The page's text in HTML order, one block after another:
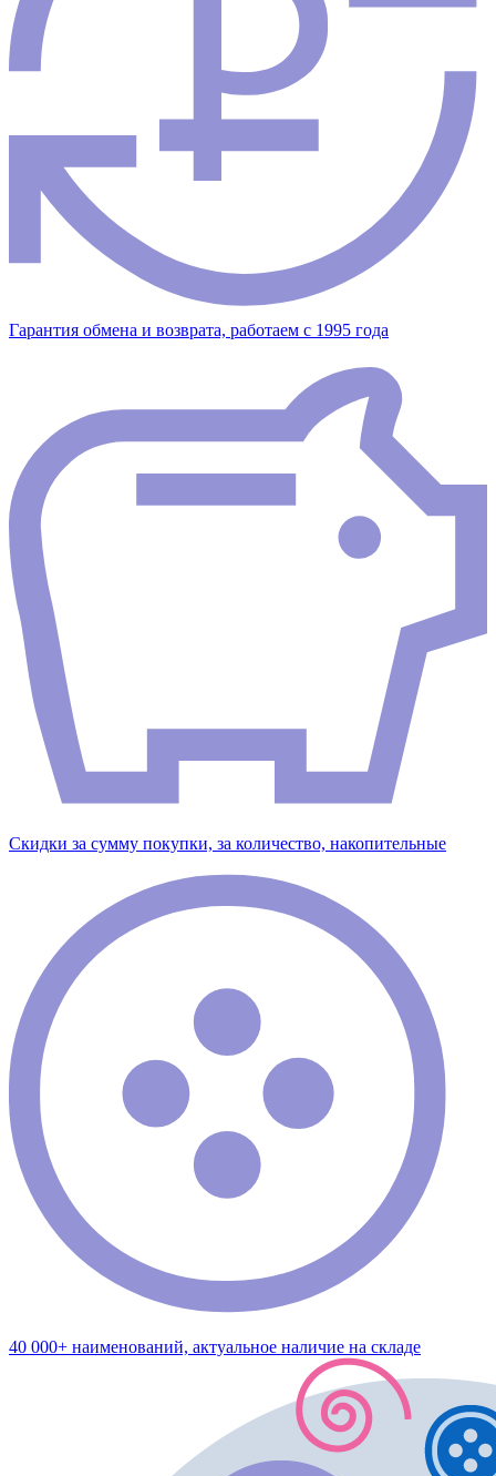
Гарантия обмена и возврата, работаем с 1995 года
Скидки за сумму покупки, за количество, накопительные
40 000+ наименований, актуальное наличие на складе